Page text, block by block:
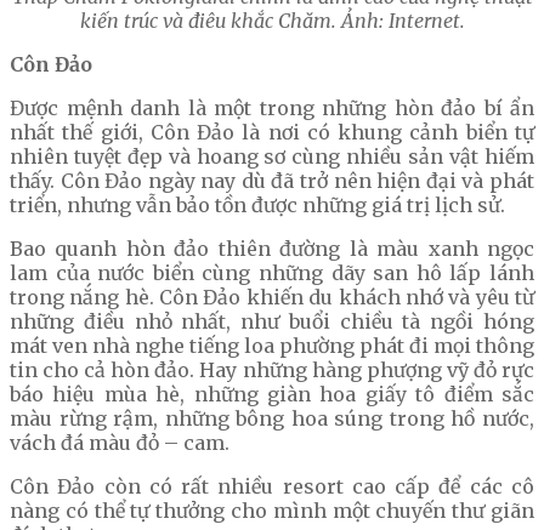
kiến trúc và điêu khắc Chăm. Ảnh: Internet.
Côn Đảo
Được mệnh danh là một trong những hòn đảo bí ẩn
nhất thế giới, Côn Đảo là nơi có khung cảnh biển tự
nhiên tuyệt đẹp và hoang sơ cùng nhiều sản vật hiếm
thấy. Côn Đảo ngày nay dù đã trở nên hiện đại và phát
triển, nhưng vẫn bảo tồn được những giá trị lịch sử.
Bao quanh hòn đảo thiên đường là màu xanh ngọc
lam của nước biển cùng những dãy san hô lấp lánh
trong nắng hè. Côn Đảo khiến du khách nhớ và yêu từ
những điều nhỏ nhất, như buổi chiều tà ngồi hóng
mát ven nhà nghe tiếng loa phường phát đi mọi thông
tin cho cả hòn đảo. Hay những hàng phượng vỹ đỏ rực
báo hiệu mùa hè, những giàn hoa giấy tô điểm sắc
màu rừng rậm, những bông hoa súng trong hồ nước,
vách đá màu đỏ – cam.
Côn Đảo còn có rất nhiều resort cao cấp để các cô
nàng có thể tự thưởng cho mình một chuyến thư giãn